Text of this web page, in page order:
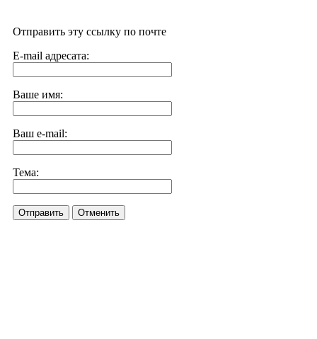
Отправить эту ссылку по почте
E-mail адресата:
Ваше имя:
Ваш e-mail:
Тема:
Отправить Отменить